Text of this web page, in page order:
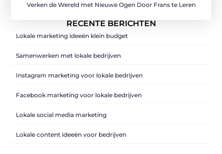
Verken de Wereld met Nieuwe Ogen Door Frans te Leren
RECENTE BERICHTEN
Lokale marketing ideeën klein budget
Samenwerken met lokale bedrijven
Instagram marketing voor lokale bedrijven
Facebook marketing voor lokale bedrijven
Lokale social media marketing
Lokale content ideeën voor bedrijven